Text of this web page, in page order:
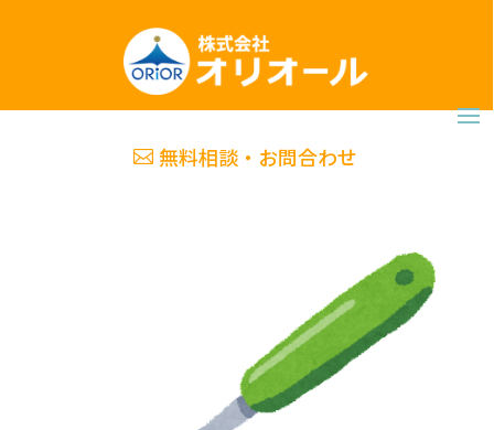
無料相談・お問合わせ